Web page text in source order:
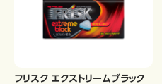
フリスク エクストリームブラック